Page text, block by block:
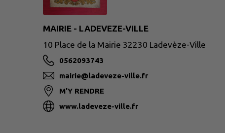
MAIRIE - LADEVEZE-VILLE
10 Place de la Mairie 32230 Ladevèze-Ville
0562093743
mairie@ladeveze-ville.fr
M'Y RENDRE
www.ladeveze-ville.fr